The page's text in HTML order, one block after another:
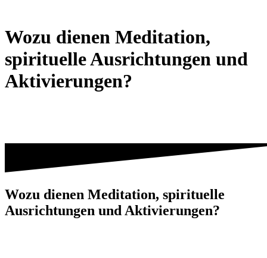
Wozu dienen Meditation,
spirituelle Ausrichtungen und
Aktivierungen?
Wozu dienen Meditation, spirituelle
Ausrichtungen und Aktivierungen?